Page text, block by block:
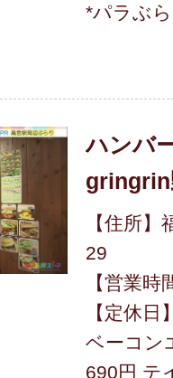
*パラぶ
ハンバ
gringrin
【住所
29
【営業
【定休
ベーコン
690円 テ